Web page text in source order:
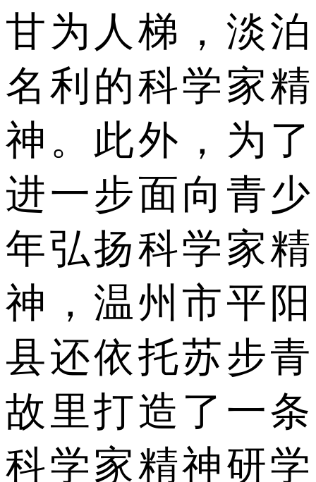
甘为人梯，淡泊
名利的科学家精
神。此外，为了
进一步面向青少
年弘扬科学家精
神，温州市平阳
县还依托苏步青
故里打造了一条
科学家精神研学